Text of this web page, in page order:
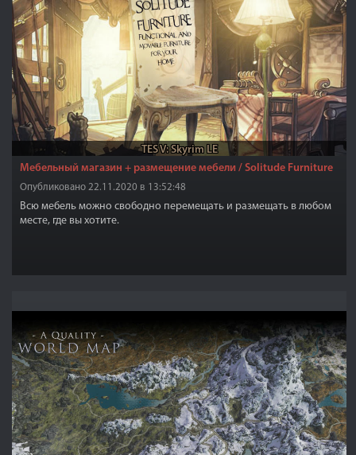
TES V: Skyrim LE
Мебельный магазин + размещение мебели / Solitude Furniture
Опубликовано 22.11.2020 в 13:52:48
Всю мебель можно свободно перемещать и размещать в любом
месте, где вы хотите.